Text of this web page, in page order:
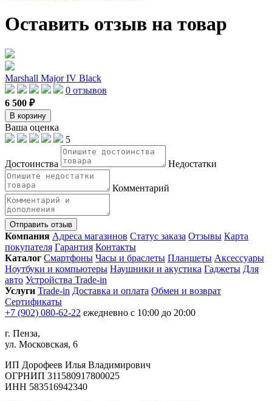
Оставить отзыв на товар
Marshall Major IV Black
0 отзывов
6 500 ₽
В корзину
Ваша оценка
5
Достоинства Недостатки
Комментарий
Отправить отзыв
Компания Адреса магазинов Статус заказа Отзывы Карта
покупателя Гарантия Контакты
Каталог Смартфоны Часы и браслеты Планшеты Аксессуары
Ноутбуки и компьютеры Наушники и акустика Гаджеты Для
авто Устройства Trade-in
Услуги Trade-in Доставка и оплата Обмен и возврат
Сертификаты
+7 (902) 080-62-22 ежедневно с 10:00 до 20:00
г. Пенза,
ул. Московская, 6
ИП Дорофеев Илья Владимирович
ОГРНИП 311580917800025
ИНН 583516942340